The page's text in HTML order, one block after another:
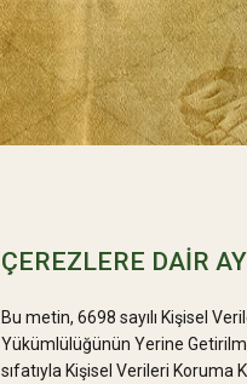
ÇEREZLERE DAİR
Bu metin, 6698 sayılı Kişisel
Yükümlülüğünün Yerine
sıfatıyla Kişisel Verileri Koruma